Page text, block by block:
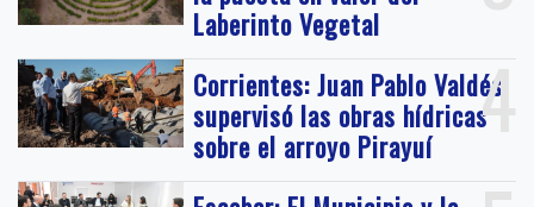
Laberinto Vegetal
4
Corrientes: Juan Pablo Valdés
supervisó las obras hídricas
sobre el arroyo Pirayuí